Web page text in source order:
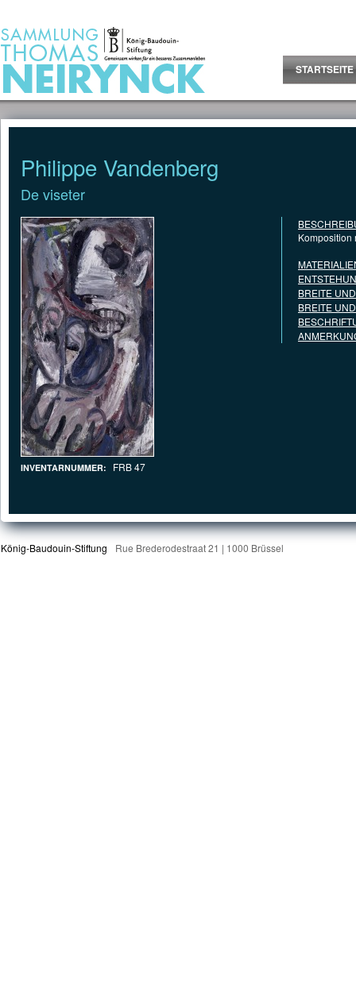
STARTSEITE
Philippe Vandenberg
De viseter
INVENTARNUMMER: FRB 47
Komposition
BREITE
BREITE
König-Baudouin-Stiftung Rue Brederodestraat 21 | 1000 Brüssel